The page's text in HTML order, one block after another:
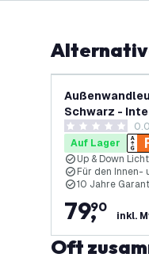
Schwarz -
Canto Kubi 2 -
0
Auf Lager
Up & Down Licht
Für den Innen-
10 Jahre
79,
90
inkl.
Oft